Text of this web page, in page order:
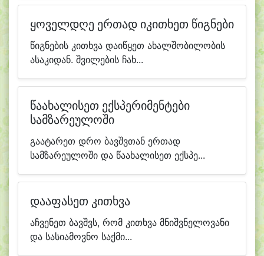
ყოველდღე ერთად იკითხეთ წიგნები
წიგნების კითხვა დაიწყეთ ახალშობილობის
ასაკიდან. შვილების ჩახ...
წაახალისეთ ექსპერიმენტები
სამზარეულოში
გაატარეთ დრო ბავშვთან ერთად
სამზარეულოში და წაახალისეთ ექსპე...
დააფასეთ კითხვა
აჩვენეთ ბავშვს, რომ კითხვა მნიშვნელოვანი
და სასიამოვნო საქმი...